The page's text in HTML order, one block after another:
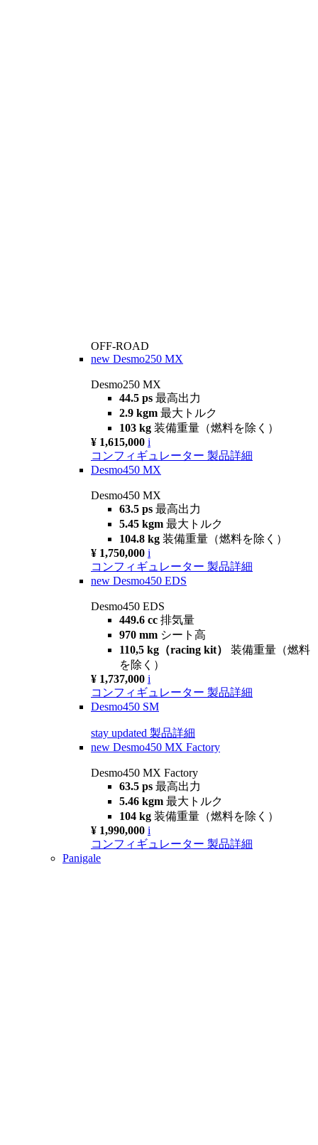
OFF-ROAD
new Desmo250 MX
Desmo250 MX
44.5 ps 最高出力
2.9 kgm 最大トルク
103 kg 装備重量（燃料を除く）
¥ 1,615,000 i
コンフィギュレーター 製品詳細
Desmo450 MX
Desmo450 MX
63.5 ps 最高出力
5.45 kgm 最大トルク
104.8 kg 装備重量（燃料を除く）
¥ 1,750,000 i
コンフィギュレーター 製品詳細
new Desmo450 EDS
Desmo450 EDS
449.6 cc 排気量
970 mm シート高
110,5 kg（racing kit） 装備重量（燃料
を除く）
¥ 1,737,000 i
コンフィギュレーター 製品詳細
Desmo450 SM
stay updated 製品詳細
new Desmo450 MX Factory
Desmo450 MX Factory
63.5 ps 最高出力
5.46 kgm 最大トルク
104 kg 装備重量（燃料を除く）
¥ 1,990,000 i
コンフィギュレーター 製品詳細
Panigale